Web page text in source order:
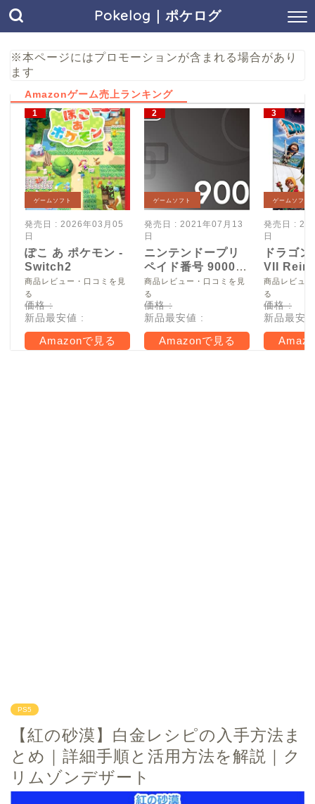
Pokelog｜ポケログ
※本ページにはプロモーションが含まれる場合があり
ます
Amazonゲーム売上ランキング
ゲームソフト
発売日 : 2026年03月05
日
ぽこ あ ポケモン -
Switch2
商品レビュー・口コミを見
る
価格 :
新品最安値 :
Amazonで見る
ゲームソフト
発売日 : 2021年07月13
日
ニンテンドープリ
ペイド番号 9000
円|オンラインコー
ド版
商品レビュー・口コミを見
る
価格 :
新品最安値 :
Amazonで見る
ゲームソフト
発売日 :
日
ドラゴ
VII
Switch2
商品レビュ
る
価格 :
新品最安
PS5
【紅の砂漠】白金レシピの入手方法ま
とめ｜詳細手順と活用方法を解説｜ク
リムゾンデザート